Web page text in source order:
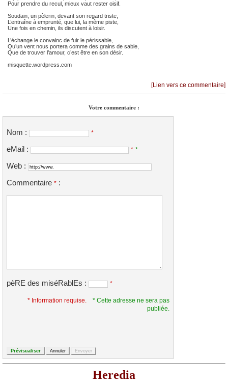
Pour prendre du recul, mieux vaut rester oisif.
Soudain, un pèlerin, devant son regard triste,
L’entraîne à emprunté, que lui, la même piste,
Une fois en chemin, ils discutent à loisir.
L’échange le convainc de fuir le périssable,
Qu’un vent nous portera comme des grains de sable,
Que de trouver l’amour, c’est être en son désir.
misquette.wordpress.com
[Lien vers ce commentaire]
Votre commentaire :
Nom : *
eMail : * *
Web :
Commentaire * :
pèRE des miséRablEs : *
* Information requise.
* Cette adresse ne sera pas
publiée.
Heredia